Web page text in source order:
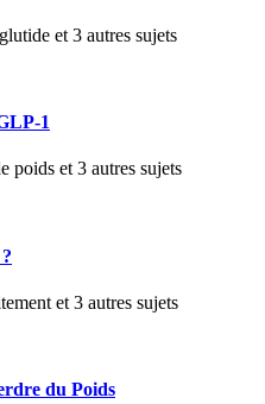
et 3 autres sujets
1
poids et 3 autres sujets
et 3 autres sujets
du Poids